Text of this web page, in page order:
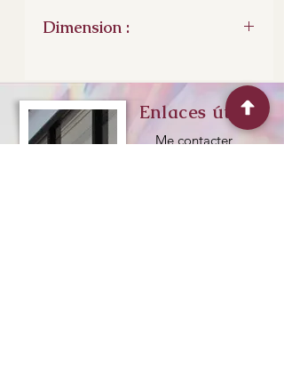
Dimension :
haut
Enlaces útiles
Me contacter